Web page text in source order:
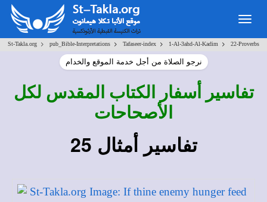
St-Takla.org > pub_Bible-Interpretations > Tafaseer-index > 1-Al-3ahd-Al-Kadim > 22-Proverbs
نرجو الصلاة من أجل خدمة الموقع والخدام
تفاسير أسفار الكتاب المقدس لكل
الأصحاحات
تفاسير أمثال 25